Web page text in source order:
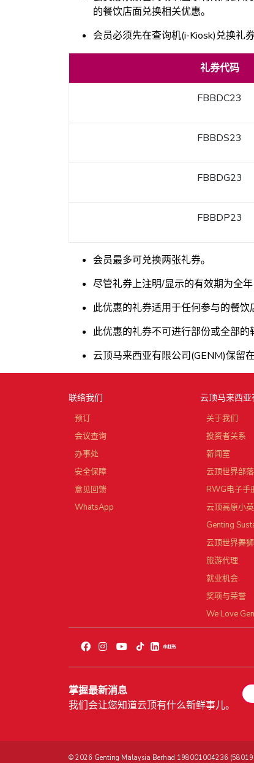
的餐饮店面兑换相关优惠。
会员必须先在查询机(i-Kiosk)兑换礼
礼券代码
FBBDC23
FBBDS23
FBBDG23
FBBDP23
会员最多可兑换两张礼券。
尽管礼券上注明/显示的有效期为全
此优惠的礼券适用于任何参与的餐饮
此优惠的礼券不可进行部份或全部的
云顶马来西亚有限公司(GENM)保留
联络我们
预订
会议查询
办事处
安全保障
意见回馈
WhatsApp
云顶马来西亚
关于我们
投资者关系
新闻室
云顶世界部
RWG电子手
云顶高原小
Genting
云顶世界舞
旅游代理
就业机会
奖项与荣誉
We Love
掌握最新消息
我们会让您知道云顶有什么新鲜事儿。
© 2026 Genting Malaysia Berhad 198001004236